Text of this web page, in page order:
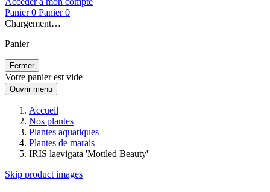
Panier 0 Panier 0
Chargement…
Panier
Fermer
Votre panier est vide
Ouvrir menu
Accueil
Nos plantes
Plantes aquatiques
Plantes de marais
IRIS laevigata 'Mottled Beauty'
Skip product images